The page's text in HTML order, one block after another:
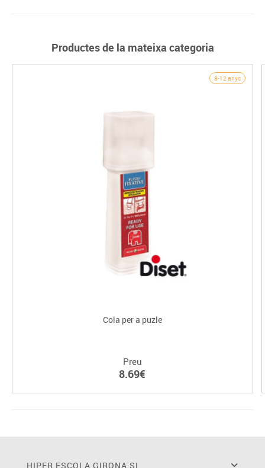
Productes de la mateixa categoria
8-12 anys
Cola per a puzle
Preu
8.69€
HIPER ESCOLA GIRONA SL